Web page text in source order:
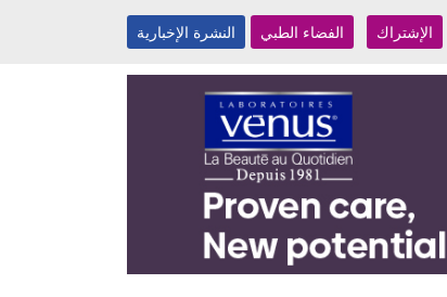
الإشتراك الفضاء الطبي النشرة الإخبارية